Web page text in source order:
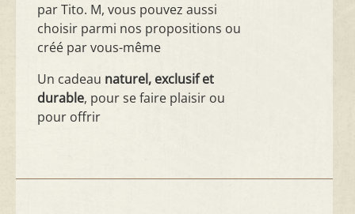
par Tito. M, vous pouvez aussi
choisir parmi nos propositions ou
créé par vous-même
Un cadeau naturel, exclusif et
durable, pour se faire plaisir ou
pour offrir